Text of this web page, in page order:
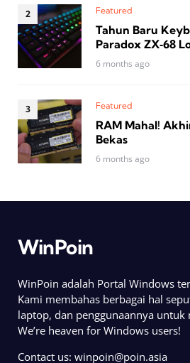
Featured
Tahun Baru
Paradox ZX‑68
6 months ago
Featured
RAM Mahal!
Bekas
6 months ago
WinPoin
WinPoin adalah Portal Windows
Kami membahas berbagai hal
laptop, dan penggunaannya
We’re heaven for Windows users!
Contact us: winpoin@poin.asia